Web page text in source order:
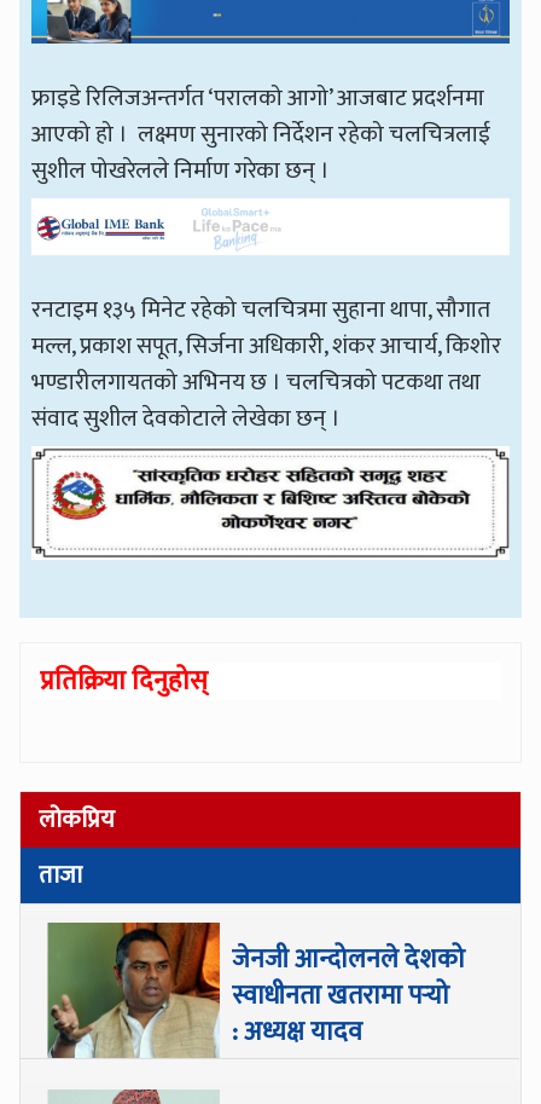
फ्राइडे रिलिजअन्तर्गत ‘परालको आगो’ आजबाट प्रदर्शनमा
आएको हो । लक्ष्मण सुनारको निर्देशन रहेको चलचित्रलाई
सुशील पोखरेलले निर्माण गरेका छन् ।
रनटाइम १३५ मिनेट रहेको चलचित्रमा सुहाना थापा, सौगात
मल्ल, प्रकाश सपूत, सिर्जना अधिकारी, शंकर आचार्य, किशोर
भण्डारीलगायतको अभिनय छ । चलचित्रको पटकथा तथा
संवाद सुशील देवकोटाले लेखेका छन् ।
प्रतिक्रिया दिनुहोस्
लोकप्रिय
ताजा
जेनजी आन्दोलनले देशको
स्वाधीनता खतरामा पर्‍यो
: अध्यक्ष यादव